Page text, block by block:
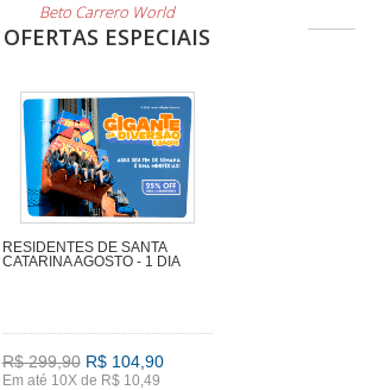
Beto Carrero World
OFERTAS ESPECIAIS
RESIDENTES DE SANTA
CATARINA AGOSTO - 1 DIA
R$ 299,90 R$ 104,90
Em até 10X de R$ 10,49